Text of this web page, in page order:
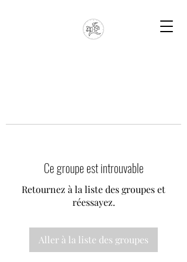
Ce groupe est introuvable
Retournez à la liste des groupes et
réessayez.
Aller à la liste des groupes